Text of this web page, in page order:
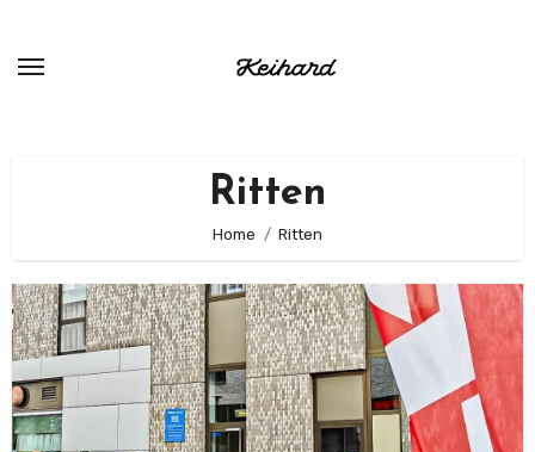
de
Ritten
Home Ritten